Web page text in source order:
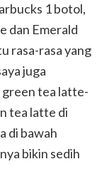
1 botol,
dan Emerald
rasa-rasa yang
juga
tea latte-
tea latte di
di bawah
bikin sedih